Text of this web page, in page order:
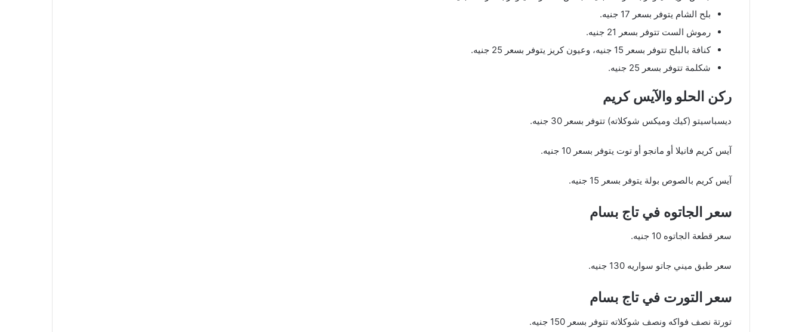
بلح الشام يتوفر بسعر 17 جنيه.
رموش الست تتوفر بسعر 21 جنيه.
كنافة بالبلح تتوفر بسعر 15 جنيه، وعيون كريز يتوفر بسعر 25 جنيه.
شكلمة تتوفر بسعر 25 جنيه.
ركن الحلو والآيس كريم
ديسباسيتو (كيك وميكس شوكلاته) تتوفر بسعر 30 جنيه.
آيس كريم فانيلا أو مانجو أو توت يتوفر بسعر 10 جنيه.
آيس كريم بالصوص بولة يتوفر بسعر 15 جنيه.
سعر الجاتوه في تاج بسام
سعر قطعة الجاتوه 10 جنيه.
سعر طبق ميني جاتو سواريه 130 جنيه.
سعر التورت في تاج بسام
تورتة نصف فواكه ونصف شوكلاته تتوفر بسعر 150 جنيه.